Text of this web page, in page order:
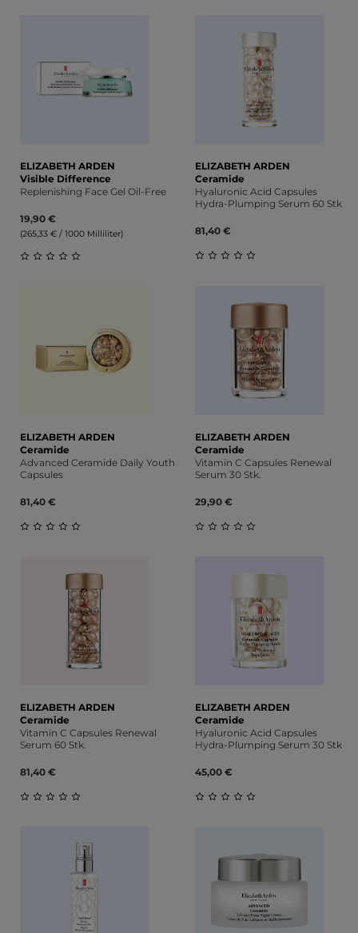
ELIZABETH ARDEN
Visible Difference
Replenishing Face Gel Oil-Free
19,90 €
(265,33 € / 1000 Milliliter)
ELIZABETH ARDEN
Ceramide
Hyaluronic Acid Capsules
Hydra-Plumping Serum 60 Stk.
81,40 €
ELIZABETH ARDEN
Ceramide
Advanced Ceramide Daily Youth
Capsules
81,40 €
ELIZABETH ARDEN
Ceramide
Vitamin C Capsules Renewal
Serum 30 Stk.
29,90 €
ELIZABETH ARDEN
Ceramide
Vitamin C Capsules Renewal
Serum 60 Stk.
81,40 €
ELIZABETH ARDEN
Ceramide
Hyaluronic Acid Capsules
Hydra-Plumping Serum 30 Stk.
45,00 €